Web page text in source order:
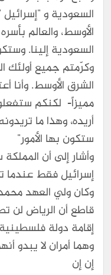
السعودية و
الأوسط، والعالم
السعودية إلينا.
وكرّمتم جميع أولئك
الشرق الأوسط. وأنا
مميزاً- لكنكم
أريده، وهذا ما
ستكون بها الأمور"
وأشار إلى أن
إسرائيل فقط
وكان ولي العهد
قاطع أن الرياض لن
إقامة دولة
وهما أمران لا يبدو
إن إن